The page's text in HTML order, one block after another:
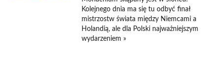
Kolejnego dnia ma się tu odbyć finał
mistrzostw świata między Niemcami a
Holandią, ale dla Polski najważniejszym
wydarzeniem »